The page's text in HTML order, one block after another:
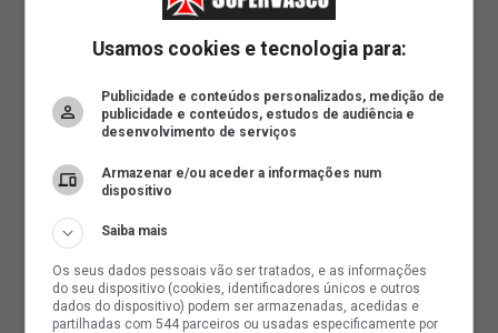
Usamos cookies e tecnologia para:
Publicidade e conteúdos personalizados, medição de
publicidade e conteúdos, estudos de audiência e
desenvolvimento de serviços
Armazenar e/ou aceder a informações num
dispositivo
Saiba mais
Os seus dados pessoais vão ser tratados, e as informações
do seu dispositivo (cookies, identificadores únicos e outros
dados do dispositivo) podem ser armazenadas, acedidas e
partilhadas com 544 parceiros ou usadas especificamente por